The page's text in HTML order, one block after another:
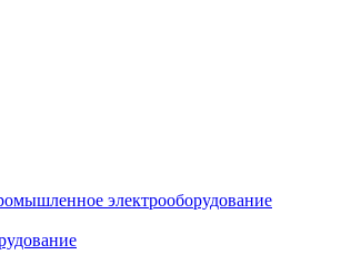
электрооборудование